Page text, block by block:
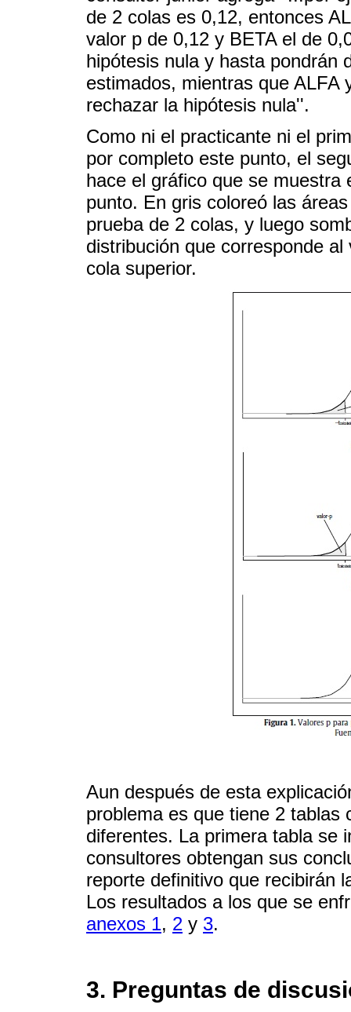
de 2 colas es 0,12, entonces
valor p de 0,12 y BETA el de
hipótesis nula y hasta pondrán
estimados, mientras que ALFA
rechazar la hipótesis nula''.
Como ni el practicante ni el
por completo este punto, el
hace el gráfico que se muestra
punto. En gris coloreó las
prueba de 2 colas, y luego
distribución que corresponde
cola superior.
Aun después de esta
problema es que tiene 2 tablas
diferentes. La primera tabla se
consultores obtengan sus
reporte definitivo que recibirán
Los resultados a los que se
anexos 1, 2 y 3.
3. Preguntas de